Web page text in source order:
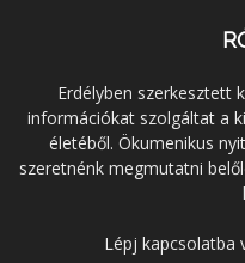
Erdélyben szerkesztett
információkat szolgáltat a
életéből. Ökumenikus
szeretnénk megmutatni
Lépj kapcsolatba